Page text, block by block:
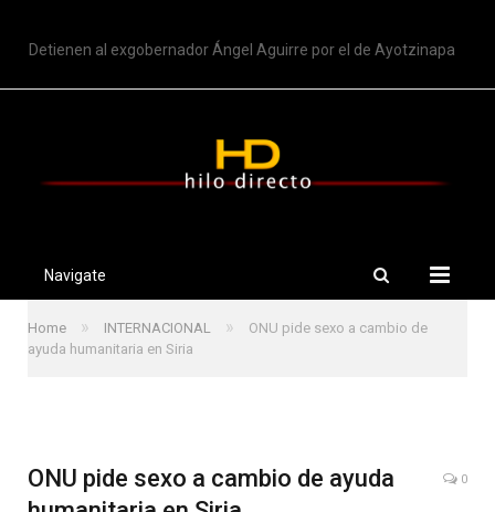
Detienen al exgobernador Ángel Aguirre por el de Ayotzinapa
Navigate
Home » INTERNACIONAL »
ONU pide sexo a cambio de
ayuda humanitaria en Siria
ONU pide sexo a cambio de ayuda
0